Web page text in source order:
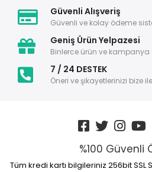
Güvenli Alışveriş
Güvenli ve kolay ödeme
Geniş Ürün Yelpazesi
Binlerce ürün ve kampanya
7 / 24 DESTEK
Öneri ve şikayetlerinizi bize
%100 Güvenli
Tüm kredi kartı bilgileriniz 256bit SSL